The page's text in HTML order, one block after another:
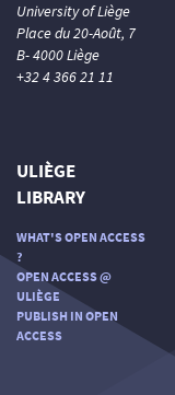
University of Liège
Place du 20-Août, 7
B- 4000 Liège
+32 4 366 21 11
ULIÈGE
LIBRARY
WHAT'S OPEN ACCESS
?
OPEN ACCESS @
ULIÈGE
PUBLISH IN OPEN
ACCESS